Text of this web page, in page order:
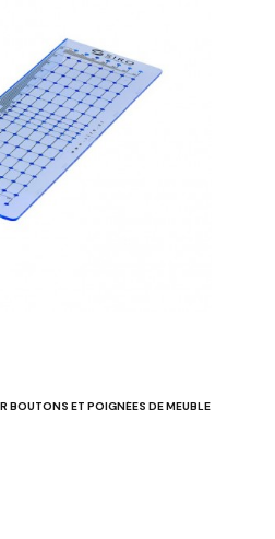
BOUTONS ET POIGNÉES DE MEUBLE